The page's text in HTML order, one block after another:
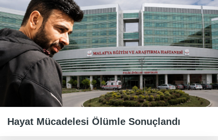
Hayat Mücadelesi Ölümle Sonuçlandı